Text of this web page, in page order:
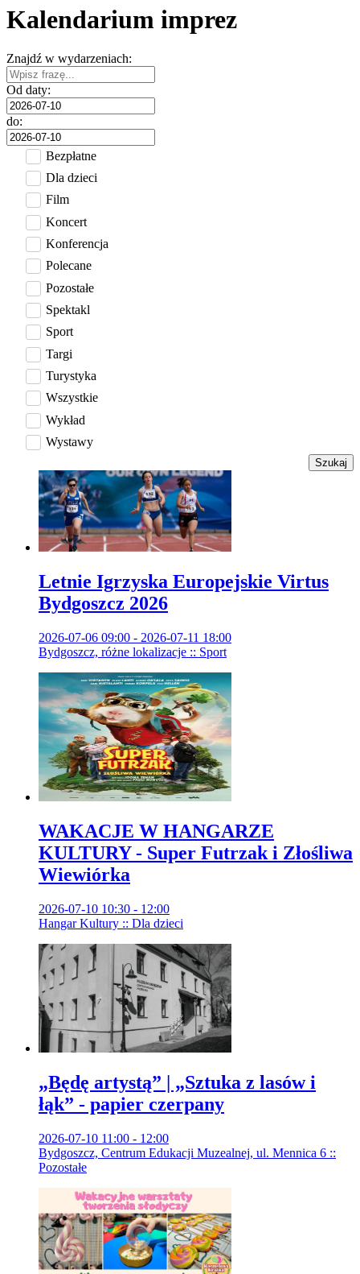
Kalendarium imprez
Znajdź w wydarzeniach:
Od daty:
do:
Bezpłatne
Dla dzieci
Film
Koncert
Konferencja
Polecane
Pozostałe
Spektakl
Sport
Targi
Turystyka
Wszystkie
Wykład
Wystawy
Szukaj
Letnie Igrzyska Europejskie Virtus
Bydgoszcz 2026
2026-07-06 09:00 - 2026-07-11 18:00
Bydgoszcz, różne lokalizacje :: Sport
WAKACJE W HANGARZE
KULTURY - Super Futrzak i Złośliwa
Wiewiórka
2026-07-10 10:30 - 12:00
Hangar Kultury :: Dla dzieci
„Będę artystą” | „Sztuka z lasów i
łąk” - papier czerpany
2026-07-10 11:00 - 12:00
Bydgoszcz, Centrum Edukacji Muzealnej, ul. Mennica 6 ::
Pozostałe